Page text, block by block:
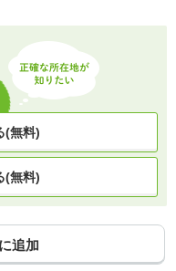
(無料)
(無料)